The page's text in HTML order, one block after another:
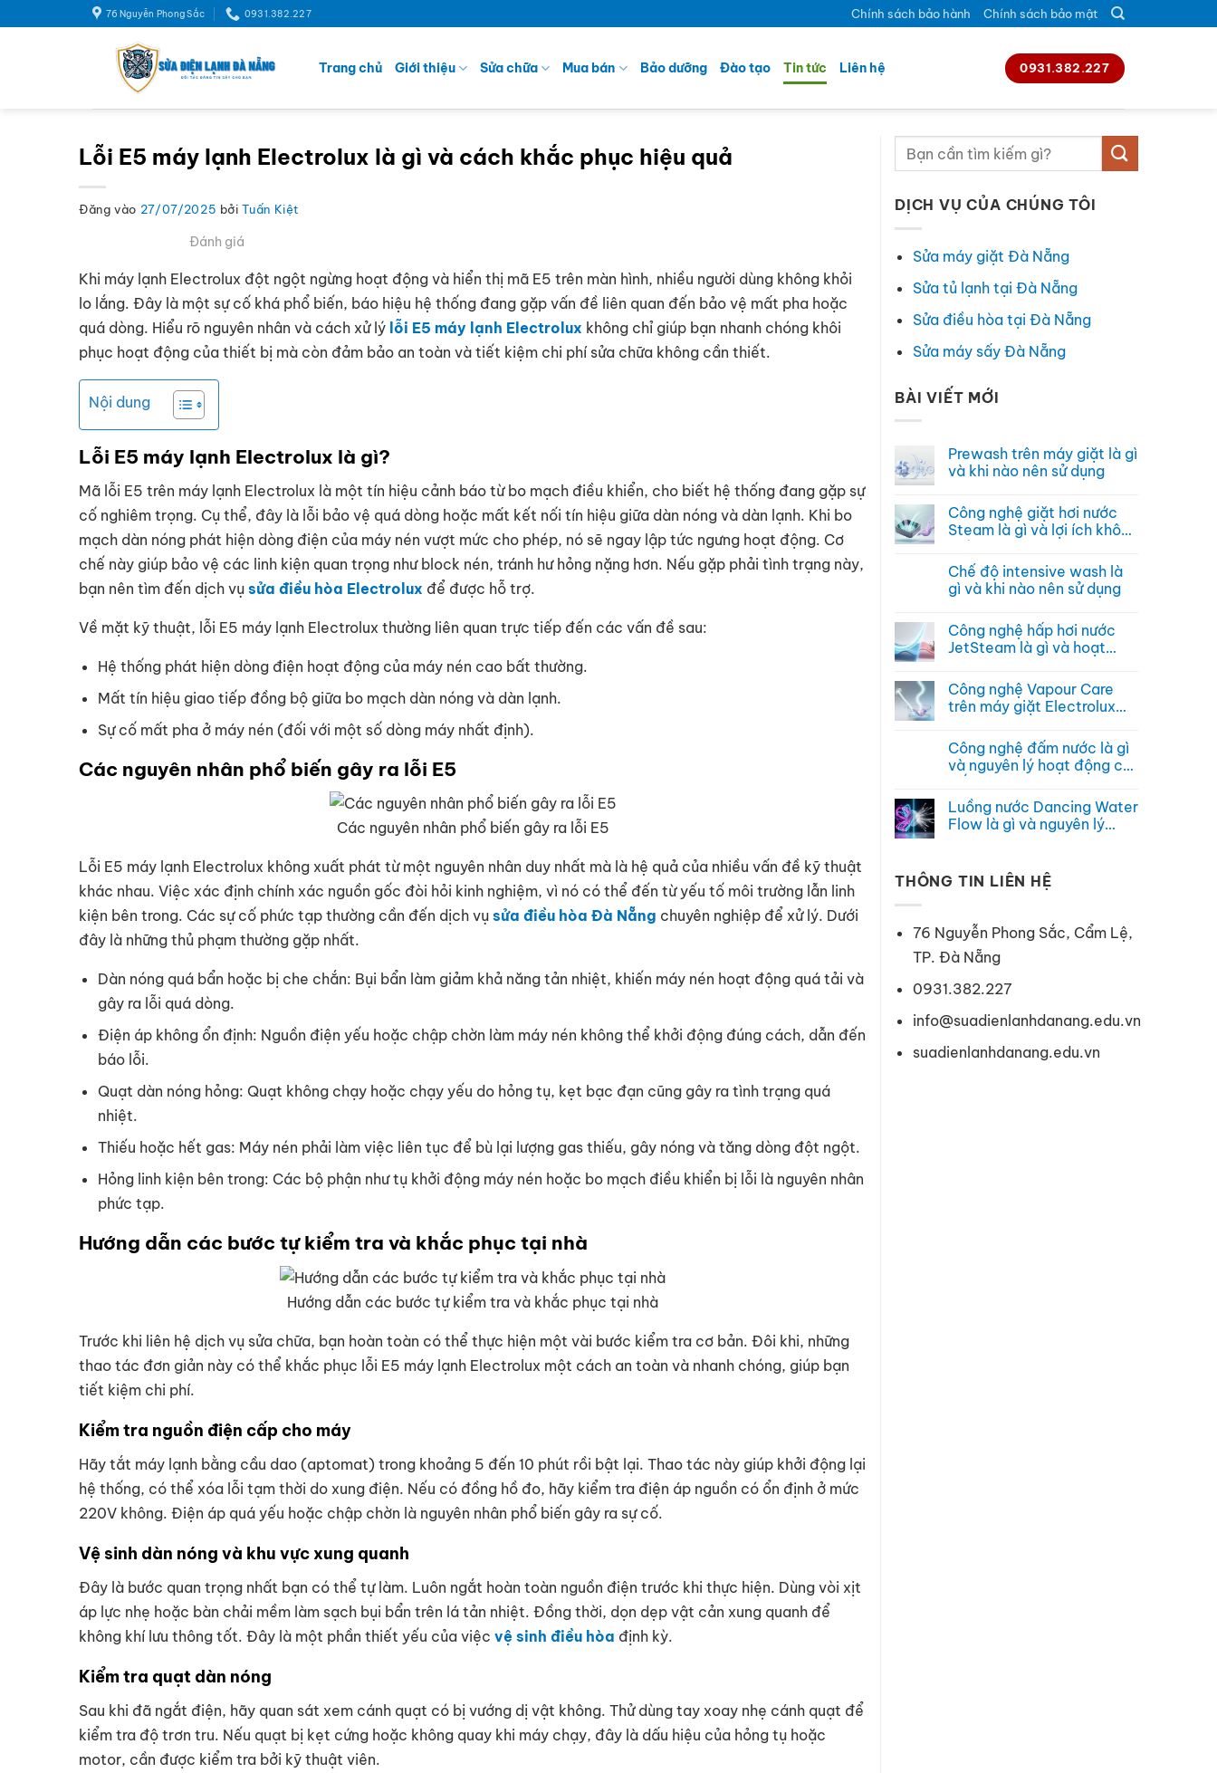
76 Nguyễn Phong Sắc ‭0931.382.227 Chính sách bảo hành Chính sách bảo mật
Trang chủ Giới thiệu Sửa chữa Mua bán Bảo dưỡng Đào tạo Tin tức Liên hệ 0931.382.227
Lỗi E5 máy lạnh Electrolux là gì và cách khắc phục hiệu quả
Đăng vào 27/07/2025 bởiTuấn Kiệt
Đánh giá
Khi máy lạnh Electrolux đột ngột ngừng hoạt động và hiển thị mã E5 trên màn hình, nhiều người dùng không khỏi
lo lắng. Đây là một sự cố khá phổ biến, báo hiệu hệ thống đang gặp vấn đề liên quan đến bảo vệ mất pha hoặc
quá dòng. Hiểu rõ nguyên nhân và cách xử lý lỗi E5 máy lạnh Electrolux không chỉ giúp bạn nhanh chóng khôi
phục hoạt động của thiết bị mà còn đảm bảo an toàn và tiết kiệm chi phí sửa chữa không cần thiết.
Nội dung
Lỗi E5 máy lạnh Electrolux là gì?
Mã lỗi E5 trên máy lạnh Electrolux là một tín hiệu cảnh báo từ bo mạch điều khiển, cho biết hệ thống đang gặp sự
cố nghiêm trọng. Cụ thể, đây là lỗi bảo vệ quá dòng hoặc mất kết nối tín hiệu giữa dàn nóng và dàn lạnh. Khi bo
mạch dàn nóng phát hiện dòng điện của máy nén vượt mức cho phép, nó sẽ ngay lập tức ngưng hoạt động. Cơ
chế này giúp bảo vệ các linh kiện quan trọng như block nén, tránh hư hỏng nặng hơn. Nếu gặp phải tình trạng này,
bạn nên tìm đến dịch vụ sửa điều hòa Electrolux để được hỗ trợ.
Về mặt kỹ thuật, lỗi E5 máy lạnh Electrolux thường liên quan trực tiếp đến các vấn đề sau:
Hệ thống phát hiện dòng điện hoạt động của máy nén cao bất thường.
Mất tín hiệu giao tiếp đồng bộ giữa bo mạch dàn nóng và dàn lạnh.
Sự cố mất pha ở máy nén (đối với một số dòng máy nhất định).
Các nguyên nhân phổ biến gây ra lỗi E5
Các nguyên nhân phổ biến gây ra lỗi E5
Lỗi E5 máy lạnh Electrolux không xuất phát từ một nguyên nhân duy nhất mà là hệ quả của nhiều vấn đề kỹ thuật
khác nhau. Việc xác định chính xác nguồn gốc đòi hỏi kinh nghiệm, vì nó có thể đến từ yếu tố môi trường lẫn linh
kiện bên trong. Các sự cố phức tạp thường cần đến dịch vụ sửa điều hòa Đà Nẵng chuyên nghiệp để xử lý. Dưới
đây là những thủ phạm thường gặp nhất.
Dàn nóng quá bẩn hoặc bị che chắn: Bụi bẩn làm giảm khả năng tản nhiệt, khiến máy nén hoạt động quá tải và
gây ra lỗi quá dòng.
Điện áp không ổn định: Nguồn điện yếu hoặc chập chờn làm máy nén không thể khởi động đúng cách, dẫn đến
báo lỗi.
Quạt dàn nóng hỏng: Quạt không chạy hoặc chạy yếu do hỏng tụ, kẹt bạc đạn cũng gây ra tình trạng quá
nhiệt.
Thiếu hoặc hết gas: Máy nén phải làm việc liên tục để bù lại lượng gas thiếu, gây nóng và tăng dòng đột ngột.
Hỏng linh kiện bên trong: Các bộ phận như tụ khởi động máy nén hoặc bo mạch điều khiển bị lỗi là nguyên nhân
phức tạp.
Hướng dẫn các bước tự kiểm tra và khắc phục tại nhà
Hướng dẫn các bước tự kiểm tra và khắc phục tại nhà
Trước khi liên hệ dịch vụ sửa chữa, bạn hoàn toàn có thể thực hiện một vài bước kiểm tra cơ bản. Đôi khi, những
thao tác đơn giản này có thể khắc phục lỗi E5 máy lạnh Electrolux một cách an toàn và nhanh chóng, giúp bạn
tiết kiệm chi phí.
Kiểm tra nguồn điện cấp cho máy
Hãy tắt máy lạnh bằng cầu dao (aptomat) trong khoảng 5 đến 10 phút rồi bật lại. Thao tác này giúp khởi động lại
hệ thống, có thể xóa lỗi tạm thời do xung điện. Nếu có đồng hồ đo, hãy kiểm tra điện áp nguồn có ổn định ở mức
220V không. Điện áp quá yếu hoặc chập chờn là nguyên nhân phổ biến gây ra sự cố.
Vệ sinh dàn nóng và khu vực xung quanh
Đây là bước quan trọng nhất bạn có thể tự làm. Luôn ngắt hoàn toàn nguồn điện trước khi thực hiện. Dùng vòi xịt
áp lực nhẹ hoặc bàn chải mềm làm sạch bụi bẩn trên lá tản nhiệt. Đồng thời, dọn dẹp vật cản xung quanh để
không khí lưu thông tốt. Đây là một phần thiết yếu của việc vệ sinh điều hòa định kỳ.
Kiểm tra quạt dàn nóng
Sau khi đã ngắt điện, hãy quan sát xem cánh quạt có bị vướng dị vật không. Thử dùng tay xoay nhẹ cánh quạt để
kiểm tra độ trơn tru. Nếu quạt bị kẹt cứng hoặc không quay khi máy chạy, đây là dấu hiệu của hỏng tụ hoặc
motor, cần được kiểm tra bởi kỹ thuật viên.
DỊCH VỤ CỦA CHÚNG TÔI
Sửa máy giặt Đà Nẵng
Sửa tủ lạnh tại Đà Nẵng
Sửa điều hòa tại Đà Nẵng
Sửa máy sấy Đà Nẵng
BÀI VIẾT MỚI
Prewash trên máy giặt là gì
và khi nào nên sử dụng
bình
luận
ở
máy
giặt
là
khi
nào
nên
Công nghệ giặt hơi nước
Steam là gì và lợi ích không
bình
luận
ở
giặt
hơi
nước
gì
và
lợi
ngờ
Chế độ intensive wash là
gì và khi nào nên sử dụng
bình
luận
ở
intensive
wash
là
khi
nào
nên
Công nghệ hấp hơi nước
JetSteam là gì và hoạt
bình
luận
ở
hấp
hơi
nước
và
hoạt
Công nghệ Vapour Care
trên máy giặt Electrolux
bình
luận
ở
Vapour
Care
trên
hoạt
động
Công nghệ đấm nước là gì
và nguyên lý hoạt động chi
bình
luận
ở
nước
là
nguyên
lý
hoạt
động
tiết
Luồng nước Dancing Water
Flow là gì và nguyên lý
luận
ở
Dancing
Water
Flow
là
và
nguyên
hoạt
động
THÔNG TIN LIÊN HỆ
76 Nguyễn Phong Sắc, Cẩm Lệ,
TP. Đà Nẵng
0931.382.227
info@suadienlanhdanang.edu.vn
suadienlanhdanang.edu.vn